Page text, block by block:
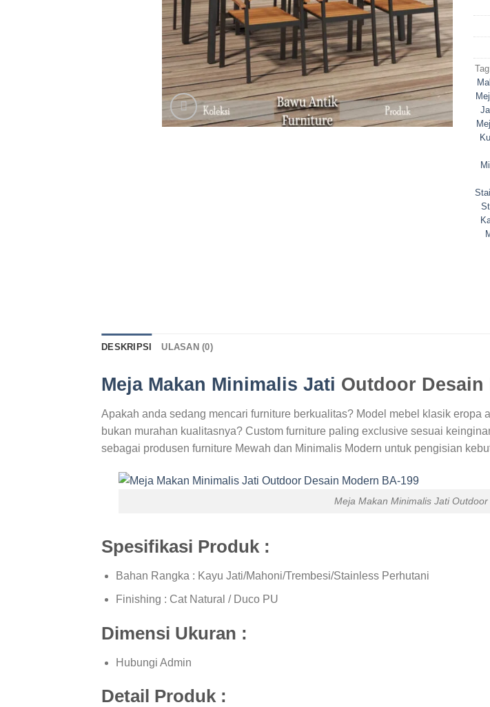
DESKRIPSI ULASAN (0)
Meja Makan Minimalis Jati Outdoor Desain
Apakah anda sedang mencari furniture berkualitas? Model mebel klasik
bukan murahan kualitasnya? Custom furniture paling exclusive sesuai
sebagai produsen furniture Mewah dan Minimalis Modern untuk pengisian
Meja Makan Minimalis Jati
Spesifikasi Produk :
Bahan Rangka : Kayu Jati/Mahoni/Trembesi/Stainless Perhutani
Finishing : Cat Natural / Duco PU
Dimensi Ukuran :
Hubungi Admin
Detail Produk :